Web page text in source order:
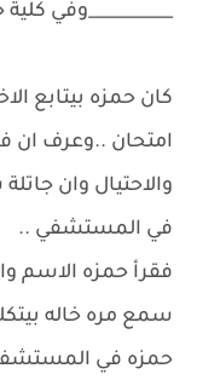
__________وفي
كان حمزه بيتابع
امتحان ..وعرف
والاحتيال وان
في المستشفي ..
فقرأ حمزه الاسم
سمع مره خاله
حمزه في